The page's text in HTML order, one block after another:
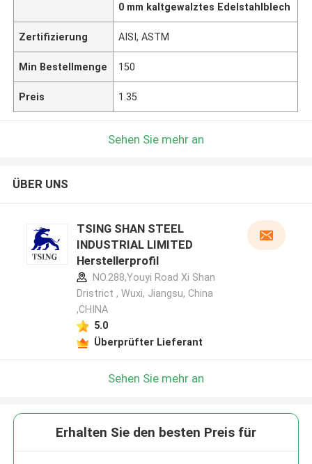
0 mm kaltgewalztes Edelstahlblech
Zertifizierung AISI, ASTM
Min Bestellmenge 150
Preis 1.35
Sehen Sie mehr an
ÜBER UNS
TSING SHAN STEEL
INDUSTRIAL LIMITED
Herstellerprofil
NO.288,Youyi Road Xi Shan
Dristrict , Wuxi, Jiangsu, China
,CHINA
5.0
Überprüfter Lieferant
Sehen Sie mehr an
Erhalten Sie den besten Preis für